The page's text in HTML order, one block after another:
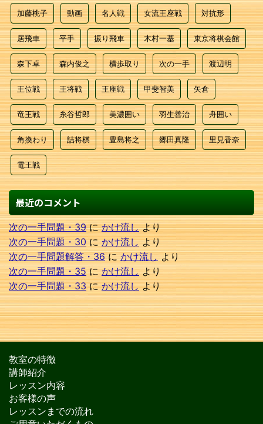
加藤桃子 動画 名人戦 女流王座戦 対抗形
居飛車 平手 振り飛車 木村一基 東京将棋会館
森下卓 森内俊之 横歩取り 次の一手 渡辺明
王位戦 王将戦 王座戦 甲斐智美 矢倉
竜王戦 糸谷哲郎 美濃囲い 羽生善治 舟囲い
角換わり 詰将棋 豊島将之 郷田真隆 里見香奈
電王戦
最近のコメント
次の一手問題・39にかけ流しより
次の一手問題・30にかけ流しより
次の一手問題解答・36にかけ流しより
次の一手問題・35 に かけ流し より
次の一手問題・33にかけ流しより
教室の特徴
講師紹介
レッスン内容
お客様の声
レッスンまでの流れ